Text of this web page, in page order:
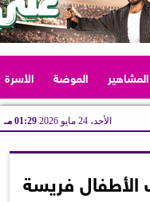
المشاهير الموضة الأسرة
الأحد، 24 مايو 2026 01:29 مـ
فريسة